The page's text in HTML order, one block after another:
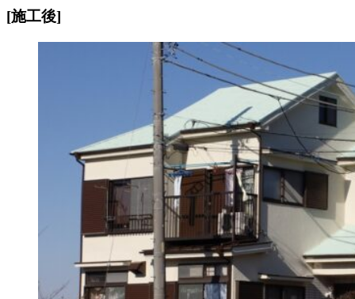
[施工後]